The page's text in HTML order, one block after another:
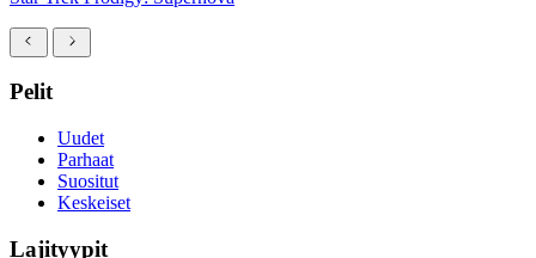
Pelit
Uudet
Parhaat
Suositut
Keskeiset
Lajityypit